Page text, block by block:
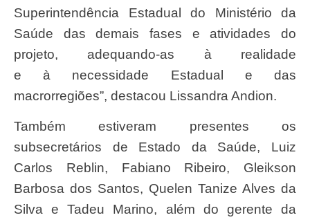
Superintendência Estadual do Ministério da
Saúde das demais fases e atividades do
projeto, adequando-as à realidade
e à necessidade Estadual e das
macrorregiões”, destacou Lissandra Andion.
Também estiveram presentes os
subsecretários de Estado da Saúde, Luiz
Carlos Reblin, Fabiano Ribeiro, Gleikson
Barbosa dos Santos, Quelen Tanize Alves da
Silva e Tadeu Marino, além do gerente da